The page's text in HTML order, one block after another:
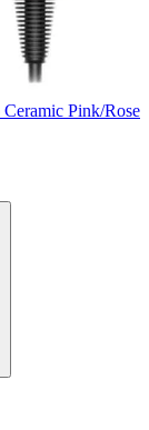
Pink/Rose